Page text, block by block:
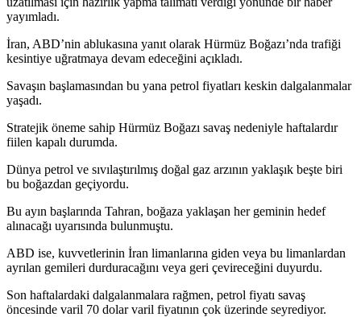
yayımladı.
İran, ABD’nin ablukasına yanıt olarak Hürmüz Boğazı’nda trafiği
kesintiye uğratmaya devam edeceğini açıkladı.
Savaşın başlamasından bu yana petrol fiyatları keskin dalgalanmalar
yaşadı.
Stratejik öneme sahip Hürmüz Boğazı savaş nedeniyle haftalardır
fiilen kapalı durumda.
Dünya petrol ve sıvılaştırılmış doğal gaz arzının yaklaşık beşte biri
bu boğazdan geçiyordu.
Bu ayın başlarında Tahran, boğaza yaklaşan her geminin hedef
alınacağı uyarısında bulunmuştu.
ABD ise, kuvvetlerinin İran limanlarına giden veya bu limanlardan
ayrılan gemileri durduracağını veya geri çevireceğini duyurdu.
Son haftalardaki dalgalanmalara rağmen, petrol fiyatı savaş
öncesinde varil 70 dolar varil fiyatının çok üzerinde seyrediyor.